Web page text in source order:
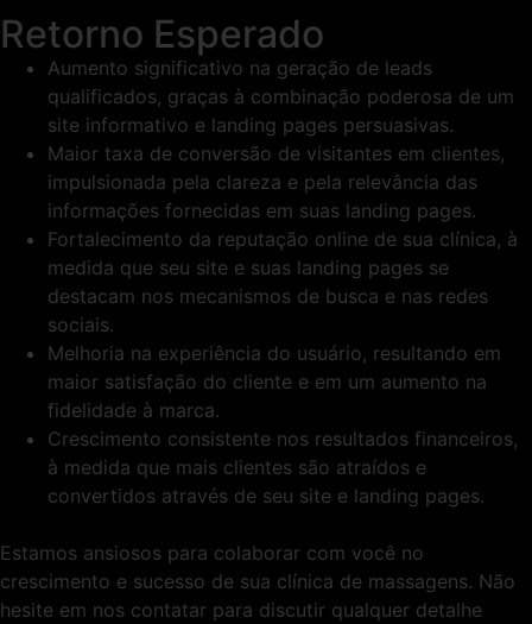
Retorno Esperado
Aumento significativo na geração de leads
qualificados, graças à combinação poderosa de um
site informativo e landing pages persuasivas.
Maior taxa de conversão de visitantes em clientes,
impulsionada pela clareza e pela relevância das
informações fornecidas em suas landing pages.
Fortalecimento da reputação online de sua clínica, à
medida que seu site e suas landing pages se
destacam nos mecanismos de busca e nas redes
sociais.
Melhoria na experiência do usuário, resultando em
maior satisfação do cliente e em um aumento na
fidelidade à marca.
Crescimento consistente nos resultados financeiros,
à medida que mais clientes são atraídos e
convertidos através de seu site e landing pages.
Estamos ansiosos para colaborar com você no
crescimento e sucesso de sua clínica de massagens. Não
hesite em nos contatar para discutir qualquer detalhe